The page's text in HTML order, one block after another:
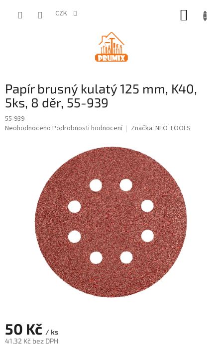
CZK
Papír brusný kulatý 125 mm, K40,
5ks, 8 děr, 55-939
55-939
Průměrné
Neohodnoceno Podrobnosti hodnocení Značka: NEO TOOLS
50 Kč / ks
41,32 Kč bez DPH